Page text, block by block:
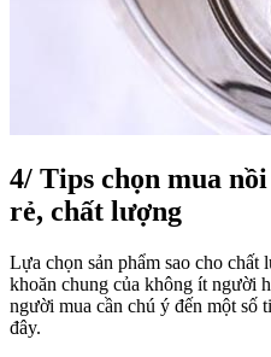
4/ Tips chọn mua
rẻ, chất lượng
Lựa chọn sản phẩm sao cho chất
khoăn chung của không ít người
người mua cần chú ý đến một số
đây.